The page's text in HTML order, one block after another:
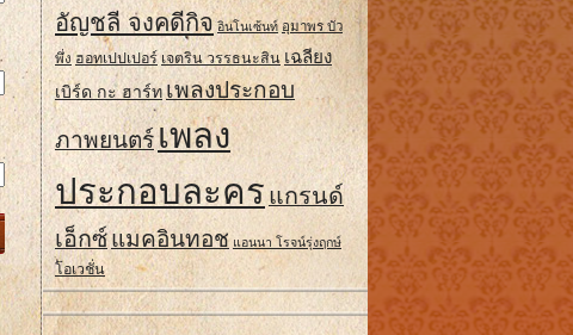
อัญชลี จงคดีกิจ อินโนเซ้นท์ อุมาพร บัว
พึ่ง ฮอทเปปเปอร์ เจตริน วรรธนะสิน เฉลียง
เบิร์ด กะ ฮาร์ท เพลงประกอบ
ภาพยนตร์เพลง
ประกอบละคร แกรนด์
เอ็กซ์แมคอินทอช แอนนา โรจน์รุ่งฤกษ์
โอเวชั่น